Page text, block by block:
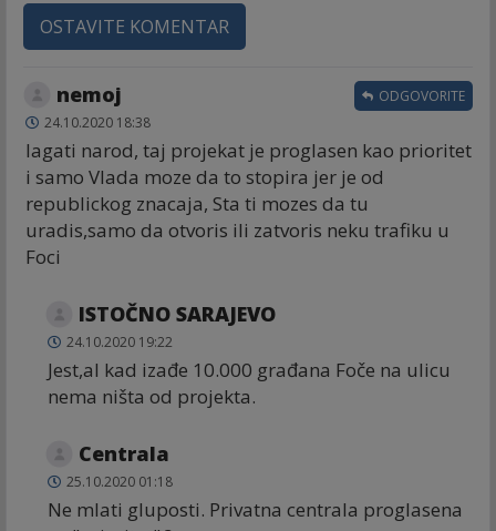
OSTAVITE KOMENTAR
nemoj
24.10.2020 18:38
lagati narod, taj projekat je proglasen kao prioritet
i samo Vlada moze da to stopira jer je od
republickog znacaja, Sta ti mozes da tu
uradis,samo da otvoris ili zatvoris neku trafiku u
Foci
ODGOVORITE
ISTOČNO SARAJEVO
24.10.2020 19:22
Jest,al kad izađe 10.000 građana Foče na ulicu
nema ništa od projekta.
Centrala
25.10.2020 01:18
Ne mlati gluposti. Privatna centrala proglasena